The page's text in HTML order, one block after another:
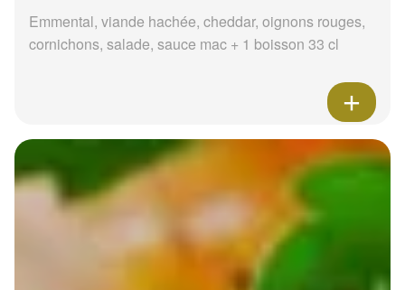
Emmental, viande hachée, cheddar, oignons rouges,
cornichons, salade, sauce mac + 1 boisson 33 cl